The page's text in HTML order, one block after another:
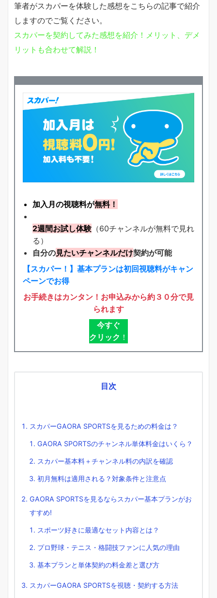
筆者がスカパーを体験した感想をこちらの記事で紹介
しますのでご覧ください。
スカパーを契約してみた感想を紹介！メリット、デメ
リットも合わせて解説！
加入月の視聴料が無料！
2週間お試し体験（60チャンネルが無料で見れ
る）
自分の見たいチャンネルだけ契約が可能
【スカパー！】基本プランは初回視聴料がキャン
ペーンでお得
お手続きはカンタン！お申込みから約３０分で見
られます
今すぐ
クリック ！
目次
スカパーGAORA SPORTSを見るための料金は？
GAORA SPORTSのチャンネル単体料金はいくら？
スカパー基本料＋チャンネル料の内訳を確認
初月無料は適用される？対象条件と注意点
GAORA SPORTSを見るならスカパー基本プランがお
すすめ!
スポーツ好きに最適なセット内容とは？
プロ野球・テニス・格闘技ファンに人気の理由
基本プランと単体契約の料金差と選び方
スカパーGAORA SPORTSを視聴・契約する方法